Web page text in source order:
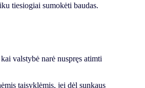
tiesiogiai sumokėti baudas.
kai valstybė narė nuspręs atimti
taisyklėmis, jei dėl sunkaus